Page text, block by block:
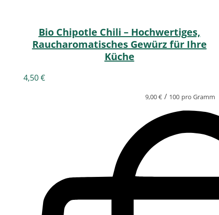
Bio Chipotle Chili – Hochwertiges,
Raucharomatisches Gewürz für Ihre
Küche
4,50€
9,00€ / 100 pro Gramm